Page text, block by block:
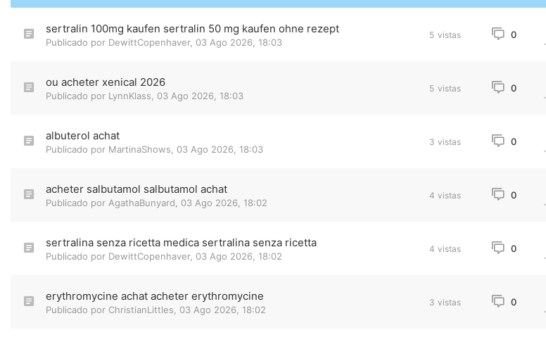
sertralin 100mg kaufen sertralin 50 mg kaufen ohne rezept
Publicado por DewittCopenhaver, 03 Ago 2026, 18:03
5 vistas 0
ou acheter xenical 2026
Publicado por LynnKlass 03 Ago 2026, 18:03
5 vistas 0
albuterol achat
Publicado por MartinaShows 03 Ago 2026, 18:03
3 vistas 0
acheter salbutamol salbutamol achat
Publicado por AgathaBunyard 03 Ago 2026, 18:02
4 vistas 0
sertralina senza ricetta medica sertralina senza ricetta
Publicado por DewittCopenhaver, 03 Ago 2026, 18:02
4 vistas 0
erythromycine achat acheter erythromycine
Publicado por ChristianLittles 03 Ago 2026, 18:02
3 vistas 0